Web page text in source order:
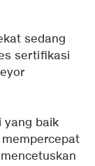
sedang
sertifikasi
yang baik